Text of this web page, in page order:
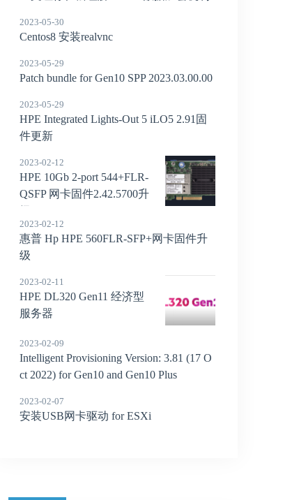
2023-05-30
Centos8 安装realvnc
2023-05-29
Patch bundle for Gen10 SPP 2023.03.00.00
2023-05-29
HPE Integrated Lights-Out 5 iLO5 2.91固
件更新
2023-02-12
HPE 10Gb 2-port 544+FLR-
QSFP 网卡固件2.42.5700升
2023-02-12
惠普 Hp HPE 560FLR-SFP+网卡固件升
级
2023-02-11
HPE DL320 Gen11 经济型
服务器
2023-02-09
Intelligent Provisioning Version: 3.81 (17 O
ct 2022) for Gen10 and Gen10 Plus
2023-02-07
安装USB网卡驱动 for ESXi